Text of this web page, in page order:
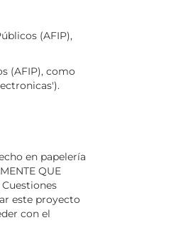
(AFIP),
(AFIP), como
en papelería
QUE
Cuestiones
este proyecto
con el